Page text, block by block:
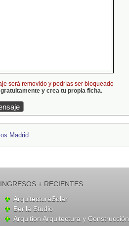
será removido y podrías ser bloqueado
y crea tu propia ficha.
Madrid
INGRESOS + RECIENTES
ArquitecturaSolar
Berila Studio
Arquition Arquitectura y Construcción